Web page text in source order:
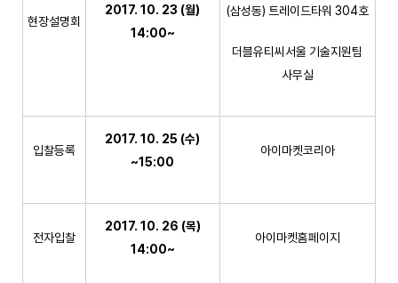
현장설명회
2017. 10. 23 (월)
14:00~
(삼성동) 트레이드타워 304호
더블유티씨서울 기술지원팀
사무실
입찰등록
2017. 10. 25 (수)
~15:00
아이마켓코리아
전자입찰
2017. 10. 26 (목)
14:00~
아이마켓홈페이지